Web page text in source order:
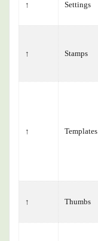
↑ Settings
↑ Stamps
↑ Templates
↑ Thumbs